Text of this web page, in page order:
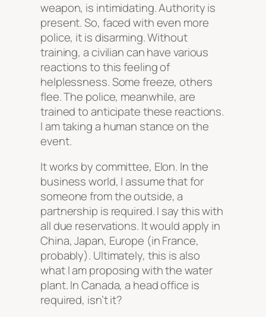
weapon, is intimidating. Authority is
present. So, faced with even more
police, it is disarming. Without
training, a civilian can have various
reactions to this feeling of
helplessness. Some freeze, others
flee. The police, meanwhile, are
trained to anticipate these reactions.
I am taking a human stance on the
event.
It works by committee, Elon. In the
business world, I assume that for
someone from the outside, a
partnership is required. I say this with
all due reservations. It would apply in
China, Japan, Europe (in France,
probably). Ultimately, this is also
what I am proposing with the water
plant. In Canada, a head office is
required, isn’t it?